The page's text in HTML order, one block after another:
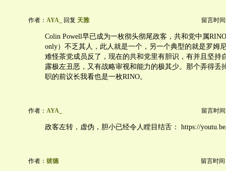
作者： AYA_ 回复 天雅 留言时间
Colin Powell早已成为一枚彻头彻尾政客，共和党中属
only）不乏其人，此人就是一个，另一个典型的就是罗姆
难怪茶党成员反了，现在的共和党里有胆识，有并且坚持
露极左丑恶，又有战略审视和能力的极其少。那个弄得丢
职的前议长我看也是一枚RINO。
作者： AYA_ 留言时间
政客左转，虚伪，胆小已经令人瞠目结舌： https://
作者： 彼德 留言时间